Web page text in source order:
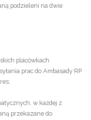
podzieleni na dwie
placówkach
prac do Ambasady RP
w każdej z
przekazane do